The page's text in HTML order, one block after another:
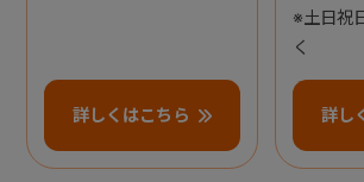
詳しくはこちら
※土日祝
く
詳し